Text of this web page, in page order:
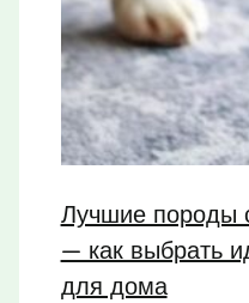
Лучшие породы
— как выбрать
для дома